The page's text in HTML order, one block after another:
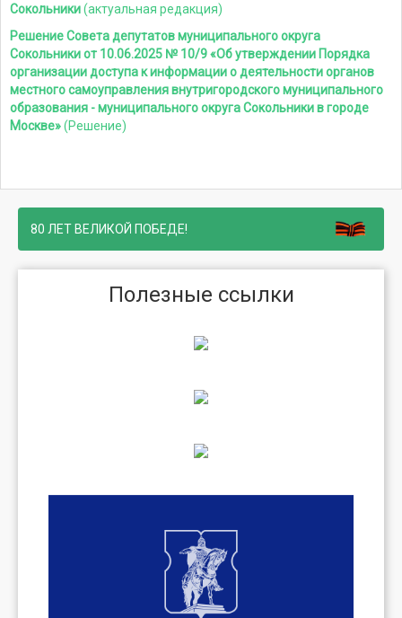
Сокольники(актуальная редакция)
Решение Совета депутатов муниципального округа
Сокольники от 10.06.2025 № 10/9 «Об утверждении Порядка
организации доступа к информации о деятельности органов
местного самоуправления внутригородского муниципального
образования - муниципального округа Сокольники в городе
Москве»(Решение)
80 ЛЕТ ВЕЛИКОЙ ПОБЕДЕ!
Полезные ссылки